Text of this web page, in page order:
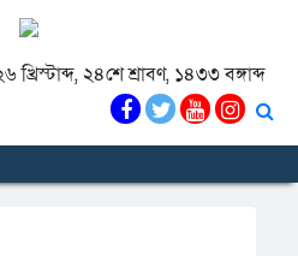
২৪শে শ্রাবণ, ১৪৩৩ বঙ্গাব্দ